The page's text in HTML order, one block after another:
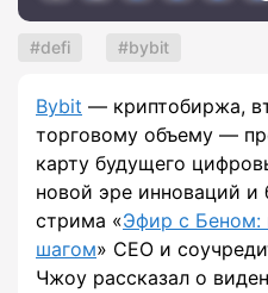
defi bybit
Bybit — криптобиржа,
торговому объему —
карту будущего
новой эре инноваций и
стрима «Эфир с Беном:
шагом» CEO и
Чжоу рассказал о